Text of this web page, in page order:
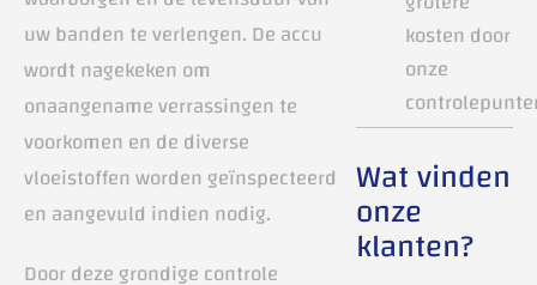
uw banden te verlengen. De accu
wordt nagekeken om
onaangename verrassingen te
voorkomen en de diverse
vloeistoffen worden geïnspecteerd
en aangevuld indien nodig.
Door deze grondige controle
kosten door
onze
Wat vinden
onze
klanten?